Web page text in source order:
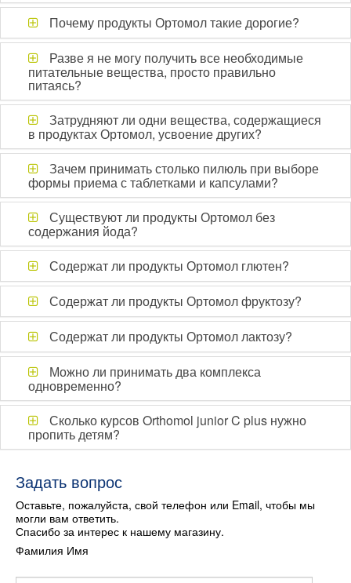
Почему продукты Ортомол такие дорогие?
Разве я не могу получить все необходимые
питательные вещества, просто правильно
питаясь?
Затрудняют ли одни вещества, содержащиеся
в продуктах Ортомол, усвоение других?
Зачем принимать столько пилюль при выборе
формы приема с таблетками и капсулами?
Существуют ли продукты Ортомол без
содержания йода?
Содержат ли продукты Ортомол глютен?
Содержат ли продукты Ортомол фруктозу?
Содержат ли продукты Ортомол лактозу?
Можно ли принимать два комплекса
одновременно?
Сколько курсов Orthomol junior C plus нужно
пропить детям?
Задать вопрос
Оставьте, пожалуйста, свой телефон или Email, чтобы мы
могли вам ответить.
Спасибо за интерес к нашему магазину.
Фамилия Имя